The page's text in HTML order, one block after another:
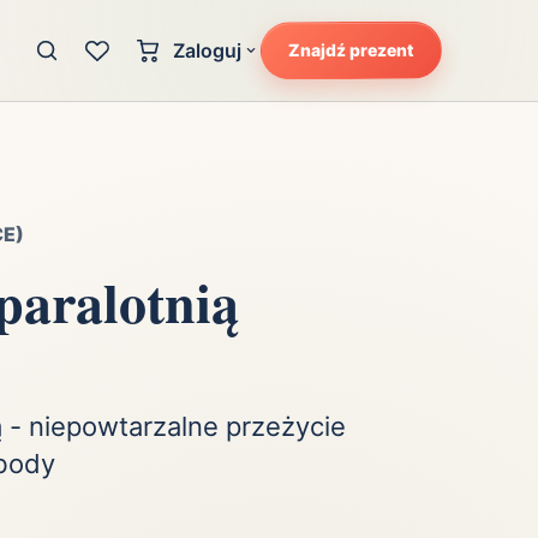
Lans i błysk reflektorów
Zaloguj
Strefa partnera
Logowanie dla partnerów
Znajdź prezent
- niepowtarzalne przeżycie